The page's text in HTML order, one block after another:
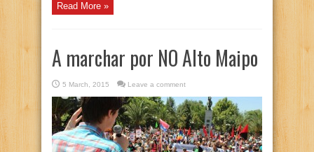
Read More »
A marchar por NO Alto Maipo
5 March, 2015 Leave a comment